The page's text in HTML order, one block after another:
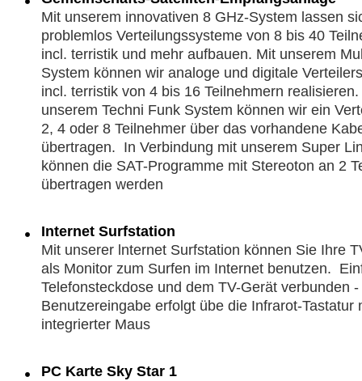
Mit unserem innovativen 8 GHz-System lassen
problemlos Verteilungssysteme von 8 bis 40
incl. terristik und mehr aufbauen. Mit unserem
System können wir analoge und digitale
incl. terristik von 4 bis 16 Teilnehmern
unserem Techni Funk System können wir ein
2, 4 oder 8 Teilnehmer über das vorhandene
übertragen. In Verbindung mit unserem Super
können die SAT-Programme mit Stereoton an 2
übertragen werden
Internet Surfstation
Mit unserer lnternet Surfstation können Sie Ihre
als Monitor zum Surfen im Internet benutzen.
Telefonsteckdose und dem TV-Gerät verbunden
Benutzereingabe erfolgt übe die Infrarot-Tastatur
integrierter Maus
PC Karte Sky Star 1